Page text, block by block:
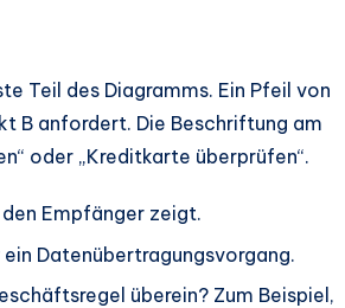
Teil des Diagramms. Ein Pfeil von
B anfordert. Die Beschriftung am
oder „Kreditkarte überprüfen“.
Empfänger zeigt.
Datenübertragungsvorgang.
überein? Zum Beispiel,